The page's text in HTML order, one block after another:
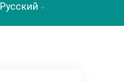
Русский